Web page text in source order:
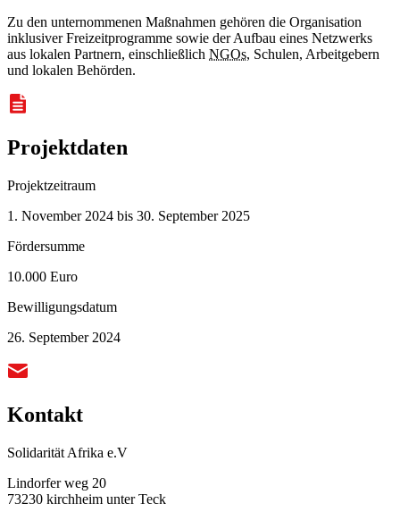
Zu den unternommenen Maßnahmen gehören die Organisation
inklusiver Freizeitprogramme sowie der Aufbau eines Netzwerks
aus lokalen Partnern, einschließlich NGOs, Schulen, Arbeitgebern
und lokalen Behörden.
Projektdaten
Projektzeitraum
1. November 2024 bis 30. September 2025
Fördersumme
10.000 Euro
Bewilligungsdatum
26. September 2024
Kontakt
Solidarität Afrika e.V
Lindorfer weg 20
73230 kirchheim unter Teck